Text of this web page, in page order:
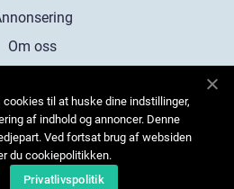
Om oss
oss
Sitemap
til at huske dine indstillinger,
af indhold og annoncer. Denne
Ved fortsat brug af websiden
du cookiepolitikken.
Privatlivspolitik